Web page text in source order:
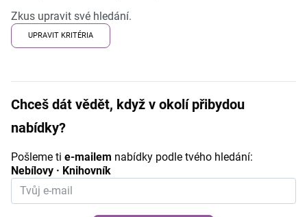
Zkus upravit své hledání.
UPRAVIT KRITÉRIA
Chceš dát vědět, když v okolí přibydou
nabídky?
Pošleme ti e-mailem nabídky podle tvého hledání:
Nebílovy · Knihovník